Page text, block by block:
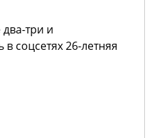
три и
соцсетях 26-летняя